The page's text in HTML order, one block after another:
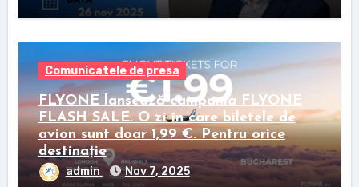
Comunicatele de presa
FLYONE lansează campania FLYONE
FLASH SALE. O zi în care biletele de
avion sunt doar 1,99 €. Pentru orice
destinație
admin Nov 7, 2025